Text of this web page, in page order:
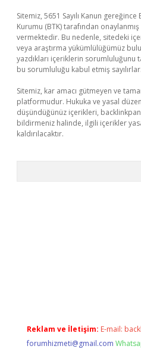
Sitemiz, 5651 Sayılı Kanun
Kurumu (BTK) tarafından
vermektedir. Bu nedenle, sitedeki
veya araştırma yükümlülüğümüz
yazdıkları içeriklerin sorumluluğunu
bu sorumluluğu kabul etmiş sayılırlar.
Sitemiz, kar amacı gütmeyen ve
platformudur. Hukuka ve yasal
düşündüğünüz içerikleri,
bildirmeniz halinde, ilgili içerikler
kaldırılacaktır.
Reklam ve İletişim: E-mail:
forumhizmeti@gmail.com